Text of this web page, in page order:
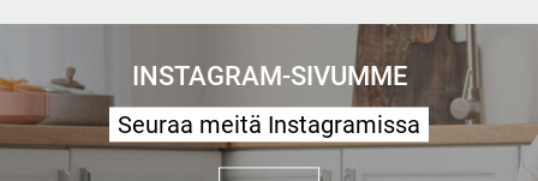
INSTAGRAM-SIVUMME
Seuraa meitä Instagramissa